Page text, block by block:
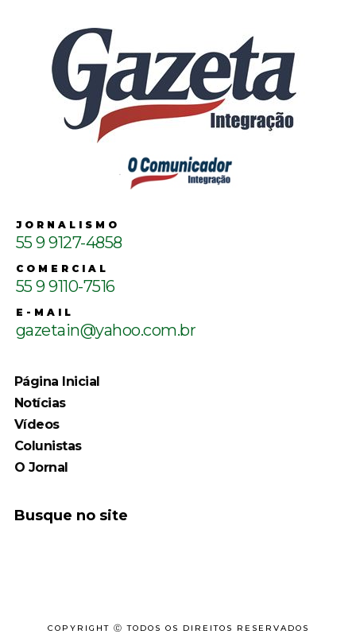
JORNALISMO
55 9 9127-4858
COMERCIAL
55 9 9110-7516
E-MAIL
gazetain@yahoo.com.br
Página Inicial
Notícias
Vídeos
Colunistas
O Jornal
Busque no site
COPYRIGHT Ⓒ TODOS OS DIREITOS RESERVADOS